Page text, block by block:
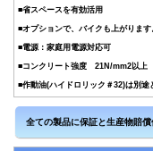
■省スペースを有効活用
■オプションで、バイクも上がります
■電源：家庭用電源対応可
■コンクリート強度 21N/mm2以上
■作動油(ハイドロリック＃32)は別途